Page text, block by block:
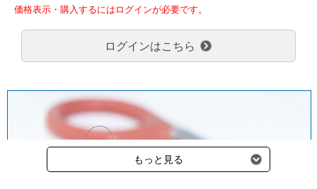
ご了承のほどよろしくお願い致します。
弊社都合でお届けが２回以上に分かれる場合の送料負担は、１回分
のみで新たな送料は発生しません。
大型商品送料が必要な商品をご注文の場合は、大型商品送料のみご
負担頂きます。
クール便の商品につきましては、一律220円のクール便送料をいた
だきます。（沖縄、小笠原諸島以外）
要冷蔵の液剤・薬品の沖縄県及び小笠原諸島へのお届けには、通常
送料660円（税込）に加えて別途クール便代990円（税込）を申し
受けます。
価格表示・購入するにはログインが必要です。
ログインはこちら
もっと見る